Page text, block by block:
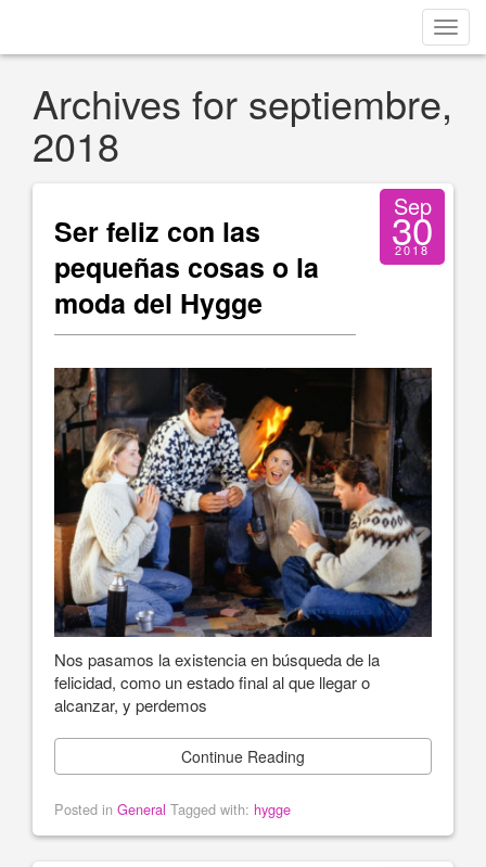
Archives for septiembre,
2018
Ser feliz con las
pequeñas cosas o la
moda del Hygge
Sep
30
2018
Nos pasamos la existencia en búsqueda de la
felicidad, como un estado final al que llegar o
alcanzar, y perdemos
Continue Reading
Posted in General Tagged with: hygge